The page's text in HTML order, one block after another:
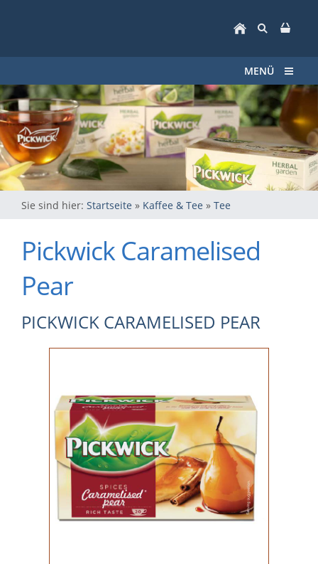
MENÜ
Sie sind hier: Startseite » Kaffee & Tee » Tee
Pickwick Caramelised
Pear
PICKWICK CARAMELISED PEAR